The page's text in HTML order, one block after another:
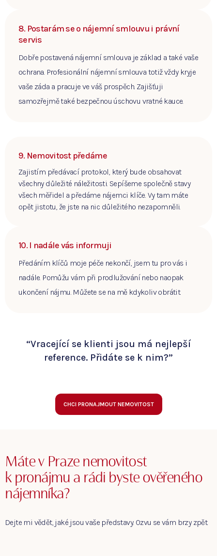
8. Postarám se o nájemní smlouvu i právní
servis
Dobře postavená nájemní smlouva je základ a také vaše
ochrana. Profesionální nájemní smlouva totiž vždy kryje
vaše záda a pracuje ve váš prospěch. Zajišťuji
samozřejmě také bezpečnou úschovu vratné kauce.
9. Nemovitost předáme
Zajistím předávací protokol, který bude obsahovat
všechny důležité náležitosti. Sepíšeme společně stavy
všech měřidel a předáme nájemci klíče. Vy tam máte
opět jistotu, že jste na nic důležitého nezapomněli.
10. I nadále vás informuji
Předáním klíčů moje péče nekončí, jsem tu pro vás i
nadále. Pomůžu vám při prodlužování nebo naopak
ukončení nájmu. Můžete se na mě kdykoliv obrátit.
“Vracející se klienti jsou má nejlepší
reference. Přidáte se k nim?”
CHCI PRONAJMOUT NEMOVITOST
Máte v Praze nemovitost
k pronájmu a rádi byste ověřeného
nájemníka?
Dejte mi vědět, jaké jsou vaše představy. Ozvu se vám brzy zpět.